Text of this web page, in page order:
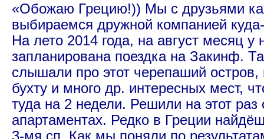
«Обожаю Грецию!)) Мы с друзьями
выбираемся дружной компанией
На лето 2014 года, на август месяц у
запланирована поездка на Закинф.
слышали про этот черепаший
бухту и много др. интересных мест,
туда на 2 недели. Решили на этот раз
апартаментах. Редко в Греции
3-мя сп. Как мы поняли по